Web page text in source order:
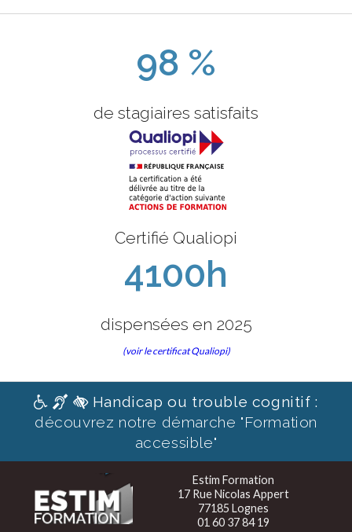
98 %
de stagiaires satisfaits
Certifié Qualiopi
4100h
dispensées en 2025
(voir le certificat Qualiopi)
Handicap ou trouble cognitif :
découvrez notre démarche "Formation
accessible"
Estim Formation
17 Rue Nicolas Appert
77185 Lognes
01 60 37 84 19